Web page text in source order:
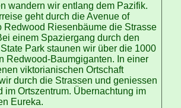
wandern wir entlang dem Pazifik.
geht durch die Avenue of
Redwood Riesenbäume die Strasse
einem Spaziergang durch den
Park staunen wir über die 1000
Redwood-Baumgiganten. In einer
viktorianischen Ortschaft
durch die Strassen und geniessen
im Ortszentrum. Übernachtung im
Eureka.